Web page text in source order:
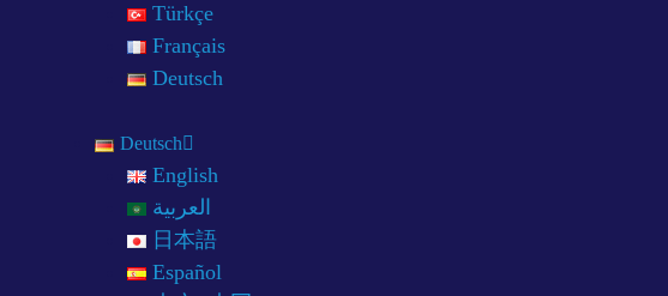
Türkçe
Français
Deutsch
Deutsch
English
العربية
日本語
Español